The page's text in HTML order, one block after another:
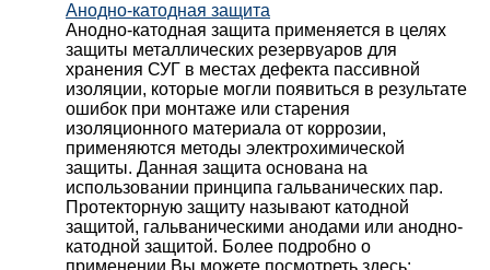
Анодно-катодная защита
Анодно-катодная защита применяется в целях
защиты металлических резервуаров для
хранения СУГ в местах дефекта пассивной
изоляции, которые могли появиться в результате
ошибок при монтаже или старения
изоляционного материала от коррозии,
применяются методы электрохимической
защиты. Данная защита основана на
использовании принципа гальванических пар.
Протекторную защиту называют катодной
защитой, гальваническими анодами или анодно-
катодной защитой. Более подробно о